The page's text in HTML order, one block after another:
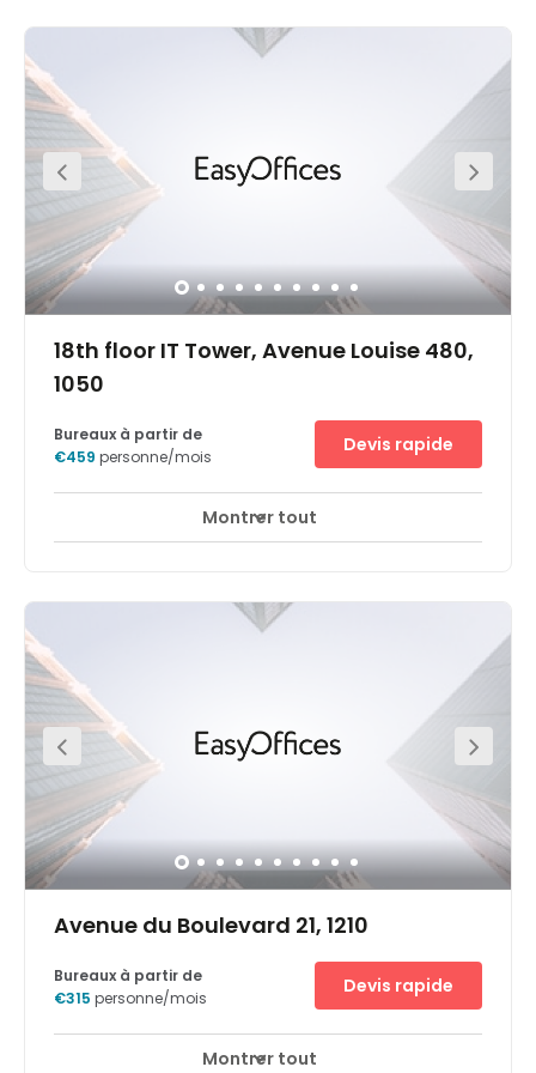
exciting mix with the present. At this location, there is
always something for you to do. At the nerve centre of the
and renowned international companies nearby. At the
centre of the prestigious Leopold Quarter. Modern, high-
quality offices in the perfect location for your business,
especially those that value accessibility, practicality and
convenience.
18th floor IT Tower, Avenue Louise 480,
1050
Salon d'affaires
bâtiments de la capitale belge. Il se situe dans un
quartier prestigieux qui attire de nombreuses entreprises
professionnels. Le reste de la ville n'est qu'à quelques
minutes en voiture ou par tramway.La IT Tower se situe
sur l'Avenue Louise, l'une des rues les plus huppées de la
capitale belge. Vous pourrez ainsi faire une pause, aller
prendre un café ou flâner dans le magnifique Jardin du
roi, en sortant du centre.- Stationnement pratique pour
vous et vos clients- Services de messagerie vocale pour
ne plus jamais manquer un seul appel- Tour
emblématique qui domine le paysage- Magnifiques
vues sur Bruxelles et l'Abbaye de Cambre- Salon
d'affaires pour travailler en déplacement- Salles de
Bureaux à partir de
€459 personne/mois
Devis rapide
Montrer tout
Avenue du Boulevard 21, 1210
Surveillance CCTV 24 heures sur 24
Bureaux à partir de
€315 personne/mois
Devis rapide
Montrer tout